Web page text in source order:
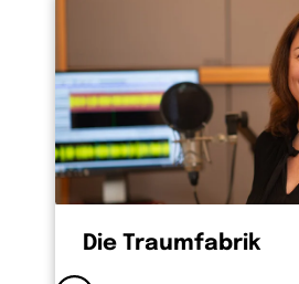
Die Traumfabrik